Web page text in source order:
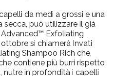
da medi a grossi e una
secca, può utilizzare il già
Exfoliating
si chiamerà Invati
Shampoo Rich che,
contiene più burri rispetto
nutre in profondità i capelli